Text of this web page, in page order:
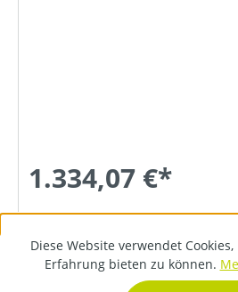
1.334,07 €*
DETAILS
Diese Website verwendet
Erfahrung bieten zu können.